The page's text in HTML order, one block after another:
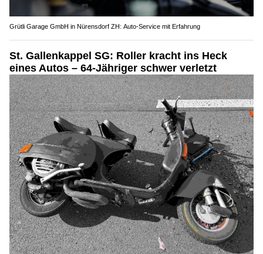
Grütli Garage GmbH in Nürensdorf ZH: Auto-Service mit Erfahrung
St. Gallenkappel SG: Roller kracht ins Heck
eines Autos – 64-Jähriger schwer verletzt